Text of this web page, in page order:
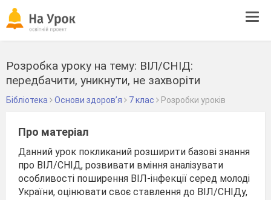
Розробка уроку на тему: ВІЛ/СНІД:
передбачити, уникнути, не захворіти
Бібліотека Основи здоров’я 7 клас Розробки уроків
Про матеріал
Данний урок покликаний розширити базові знання
про ВІЛ/СНІД, розвивати вміння аналізувати
особливості поширення ВІЛ-інфекції серед молоді
України, оцінювати своє ставлення до ВІЛ/СНІДу,